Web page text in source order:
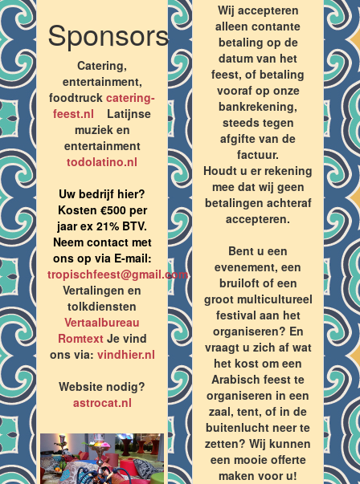
Sponsors
Catering,
entertainment,
foodtruck catering-
feest.nl Latijnse
muziek en
entertainment
todolatino.nl
Uw bedrijf hier?
Kosten €500 per
jaar ex 21% BTV.
Neem contact met
ons op via E-mail:
tropischfeest@gmail.com
Vertalingen en
tolkdiensten
Vertaalbureau
RomtextJe vind
ons via: vindhier.nl
Website nodig?
astrocat.nl
Wij accepteren
alleen contante
betaling op de
datum van het
feest, of betaling
vooraf op onze
bankrekening,
steeds tegen
afgifte van de
factuur.
Houdt u er rekening
mee dat wij geen
betalingen achteraf
accepteren.
Bent u een
evenement, een
bruiloft of een
groot multicultureel
festival aan het
organiseren? En
vraagt u zich af wat
het kost om een
Arabisch feest te
organiseren in een
zaal, tent, of in de
buitenlucht neer te
zetten? Wij kunnen
een mooie offerte
maken voor u!